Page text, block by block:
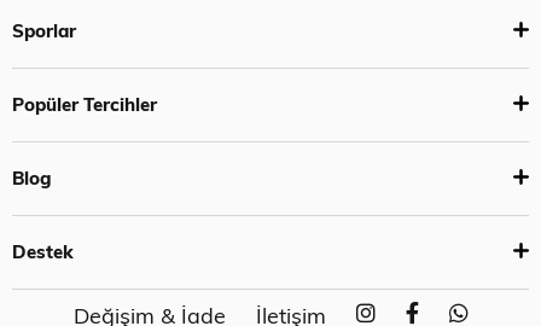
Sporlar
Popüler Tercihler
Blog
Destek
Değişim & İade İletişim